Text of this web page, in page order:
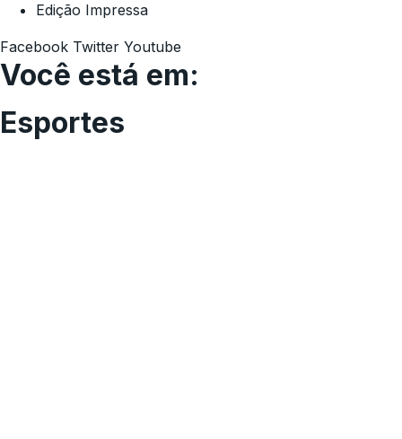
Edição Impressa
Facebook Twitter Youtube
Você está em:
Esportes